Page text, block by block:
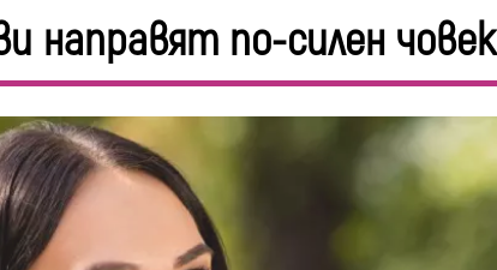
направят по-силен човек